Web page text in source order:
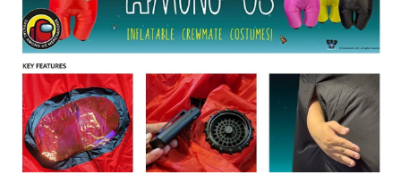
日本モバイルゲーム産業史
日本のモバイルゲーム史における主要なトピック・タイト
ルを網羅するほか、開発者へのインタビューや識者による
若ゲのいたり〜ゲームクリエイターの青春〜
『うつヌケ』『ペンと箸』等で知られるマンガ家・田中圭
一先生によるゲーム業界レポートマンガです。
なんでゲームは面白い？